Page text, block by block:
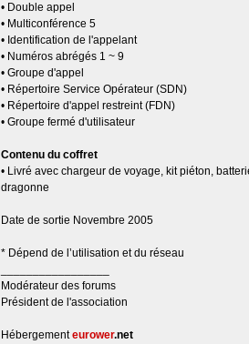
• Double appel
• Multiconférence 5
• Identification de l'appelant
• Numéros abrégés 1 ~ 9
• Groupe d'appel
• Répertoire Service Opérateur (SDN)
• Répertoire d'appel restreint (FDN)
• Groupe fermé d'utilisateur
Contenu du coffret
• Livré avec chargeur de voyage, kit piéton,
dragonne
Date de sortie Novembre 2005
* Dépend de l’utilisation et du réseau
Modérateur des forums
Président de l'association
Hébergementeurower.net